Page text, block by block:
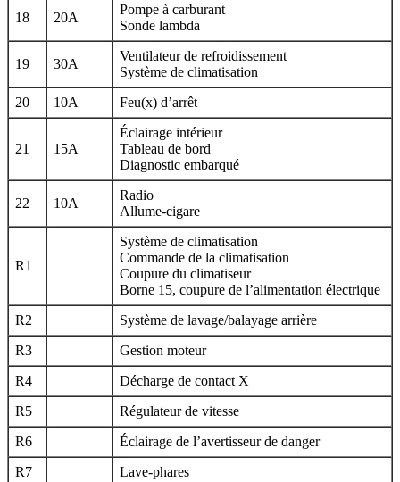
18 20A
Pompe à carburant
Sonde lambda
19 30A
Ventilateur de refroidissement
Système de climatisation
20
10A Feu(x) d’arrêt
21 15A
Éclairage intérieur
Tableau de bord
Diagnostic embarqué
22 10A
Radio
Allume-cigare
R1
Système de climatisation
Commande de la climatisation
Coupure du climatiseur
Borne 15, coupure de l’alimentation électrique
R2
Système de lavage/balayage arrière
R3
Gestion moteur
R4
Décharge de contact X
R5
Régulateur de vitesse
R6
Éclairage de l’avertisseur de danger
R7
Lave-phares